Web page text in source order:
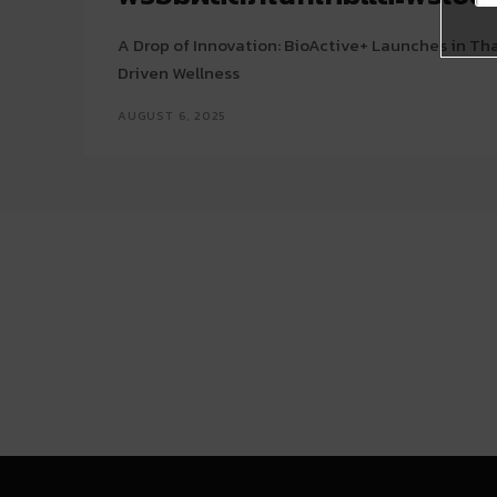
A Drop of Innovation: BioActive+ Launches in
Driven Wellness
AUGUST 6, 2025